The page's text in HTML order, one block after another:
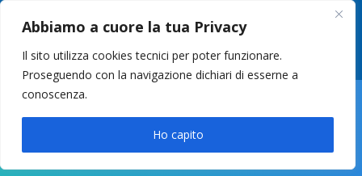
Abbiamo a cuore la tua Privacy
Il sito utilizza cookies tecnici per poter funzionare.
Proseguendo con la navigazione dichiari di esserne a
conoscenza.
Ho capito
049 8627946 –info@cstosetto.it
LUN-VEN 9-12 / 14:30-17